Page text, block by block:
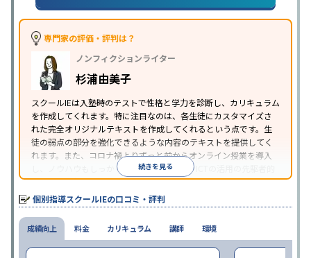
中高一貫校生に対応
可能季節講習のみの受講可
※2023年3月調査。小学校高学年の個別指導塾アンケート調査方法
専門家の評価・評判は？
ノンフィクションライター
杉浦由美子
スクールIEは入塾時のテストで性格と学力を診断し、カリキュラム
を作成してくれます。特に注目なのは、各生徒にカスタマイズさ
れた完全オリジナルテキストを作成してくれるという点です。生
徒の弱点の部分を強化できるような内容のテキストを提供してく
れます。また、コロナ禍よりずっと前からオンライン授業を導入
し、ノウハウもしっかりとしています。AIやICTの活用の先駆者的
な個別指導塾です。
続きを見る
個別指導スクールIEの口コミ・評判
成績向上 料金 カリキュラム 講師 環境